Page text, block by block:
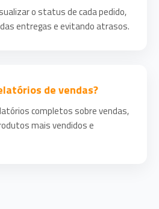
o status de cada pedido,
entregas e evitando atrasos.
de vendas?
completos sobre vendas,
mais vendidos e